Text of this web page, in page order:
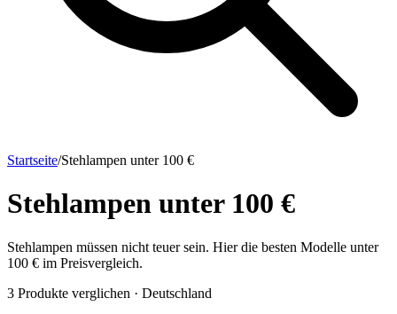
Startseite/Stehlampen unter 100 €
Stehlampen unter 100 €
Stehlampen müssen nicht teuer sein. Hier die besten Modelle unter
100 € im Preisvergleich.
3 Produkte verglichen · Deutschland